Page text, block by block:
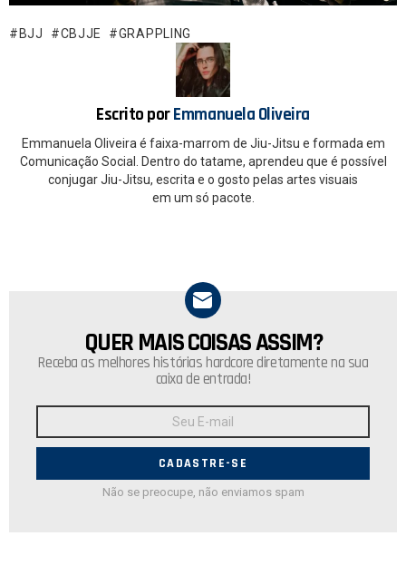
b
o
s
A
BJJ CBJJE GRAPPLING
Escrito porEmmanuela Oliveira
Emmanuela Oliveira é faixa-marrom de Jiu-Jitsu e formada em
Comunicação Social. Dentro do tatame, aprendeu que é possível
conjugar Jiu-Jitsu, escrita e o gosto pelas artes visuais
em um só pacote.
NEWSLETTER
QUER MAIS COISAS ASSIM?
Receba as melhores histórias hardcore diretamente na sua
caixa de entrada!
Endereço
E-
Não se preocupe, não enviamos spam